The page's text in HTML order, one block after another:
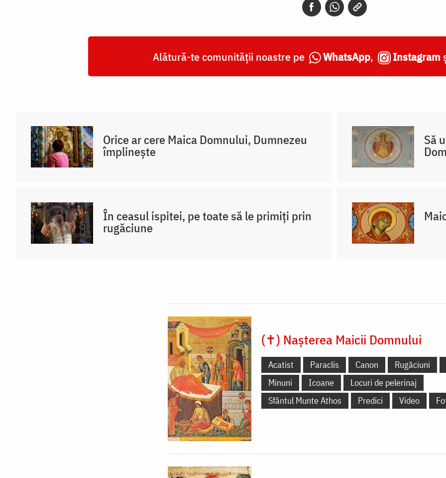
Alătură-te comunității noastre pe WhatsApp, Instagram
Orice ar cere Maica Domnului, Dumnezeu
împlinește
Să
În ceasul ispitei, pe toate să le primiți prin
rugăciune
(✝) Nașterea Maicii Domnului
Acatist Paraclis Canon Rugăciuni
Minuni
Icoane
Locuri de pelerinaj
Sfântul Munte Athos
Predici Video